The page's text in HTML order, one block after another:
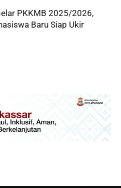
PKKMB 2025/2026,
Baru Siap Ukir